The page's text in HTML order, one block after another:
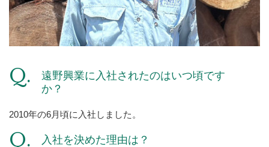
遠野興業に入社されたのはいつ頃です
か？
2010年の6月頃に入社しました。
入社を決めた理由は？